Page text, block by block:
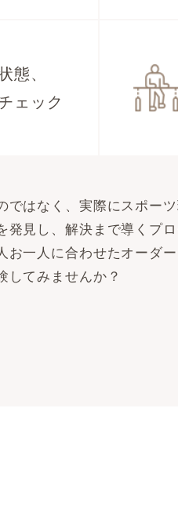
態、
ェック
ではなく、実際にスポー
見し、解決まで導くプ
一人に合わせたオーダ
してみませんか？